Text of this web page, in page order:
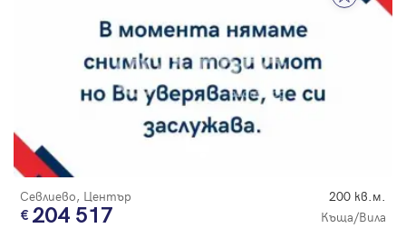
Севлиево, Център 200 кв.м.
204 517 Къща/Вила